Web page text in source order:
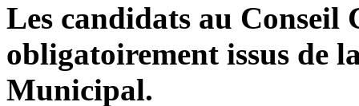
Les candidats au Conseil
obligatoirement issus de
Municipal.